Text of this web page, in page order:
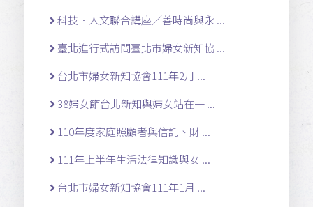
科技．人文聯合講座／善時尚與永 ...
臺北進行式訪問臺北市婦女新知協 ...
台北市婦女新知協會111年2月 ...
38婦女節台北新知與婦女站在一 ...
110年度家庭照顧者與信託、財 ...
111年上半年生活法律知識與女 ...
台北市婦女新知協會111年1月 ...